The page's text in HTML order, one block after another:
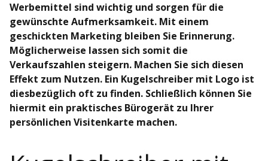
Werbemittel sind wichtig und sorgen für die
gewünschte Aufmerksamkeit. Mit einem
geschickten Marketing bleiben Sie Erinnerung.
Möglicherweise lassen sich somit die
Verkaufszahlen steigern. Machen Sie sich diesen
Effekt zum Nutzen. Ein Kugelschreiber mit Logo ist
diesbezüglich oft zu finden. Schließlich können Sie
hiermit ein praktisches Bürogerät zu Ihrer
persönlichen Visitenkarte machen.